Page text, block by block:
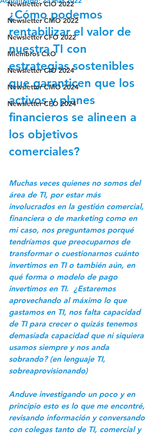
Newsletter CIO 2022
Newsletter CMO 2022
Newsletter CFO 2022
Miembros CxO
Newsletter CIO 2024
Newsletter CMO 2024
Newsletter CFO 2024
¿Cómo podemos
rentabilizar el valor de
nuestra TI con
estrategias sostenibles
que garanticen que los
activos y planes
financieros se alineen a
los objetivos
comerciales?
Muchas veces quienes no somos del
área de TI, por estar más
involucrados en la gestión comercial,
financiera o de marketing como en
mi caso, nos preguntamos porqué
tendríamos que preocuparnos de
transformar o cuestionarnos cuánto
invertimos en TI o también aún, en
qué forma o modelo de pago
invertimos en TI.  ¿Estaremos
aprovechando al máximo lo que
gastamos en TI, nos falta capacidad
de TI para crecer o quizás tenemos
demasiada capacidad que ni siquiera
usamos siempre y nos anda
sobrando? (en lenguaje TI,
sobreaprovisionando)
Anduve investigando un poco y en
principio esto es lo que me encontré,
revisando información y conversando
con colegas tanto de TI, comercial y